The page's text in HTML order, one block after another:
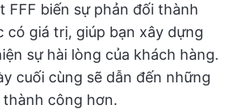
FFF biến sự phản đối thành
có giá trị, giúp bạn xây dựng
sự hài lòng của khách hàng.
cuối cùng sẽ dẫn đến những
công hơn.